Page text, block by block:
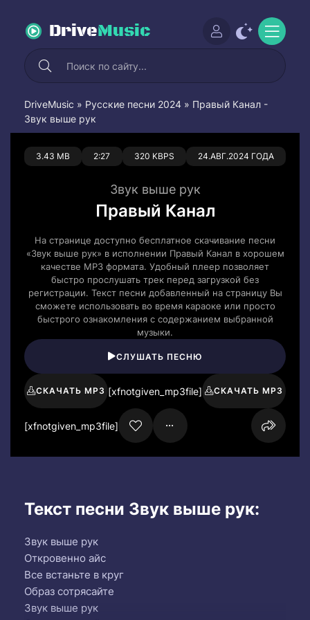
DriveMusic
DriveMusic » Русские песни 2024 » Правый Канал -
Звук выше рук
3.43 MB 2:27 320 KBPS 24.АВГ.2024 ГОДА
0 0
Звук выше рук
Правый Канал
На странице доступно бесплатное скачивание песни
«Звук выше рук» в исполнении Правый Канал в хорошем
качестве MP3 формата. Удобный плеер позволяет
быстро прослушать трек перед загрузкой без
регистрации. Текст песни добавленный на страницу Вы
сможете использовать во время караоке или просто
быстрого ознакомления с содержанием выбранной
музыки.
СЛУШАТЬ ПЕСНЮ
СКАЧАТЬ MP3 [xfnotgiven_mp3file] СКАЧАТЬ MP3
[xfnotgiven_mp3file]
Текст песни Звук выше рук:
Звук выше рук
Откровенно айс
Все встаньте в круг
Образ сотрясайте
Звук выше рук